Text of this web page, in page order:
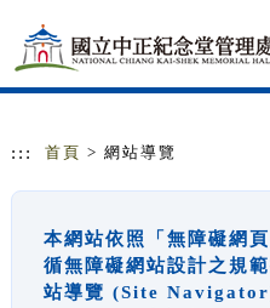
::: 首頁 > 網站導覽
本網站依照「無障礙網
循無障礙網站設計之規
站導覽 (Site